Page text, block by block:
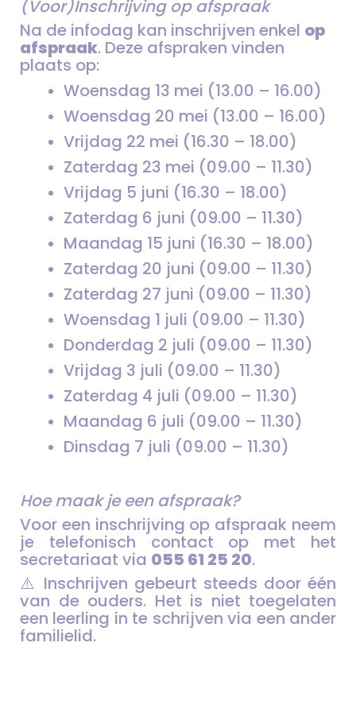
(Voor)Inschrijving op afspraak
Na de infodag kan inschrijven enkel op
afspraak. Deze afspraken vinden
plaats op:
Woensdag 13 mei (13.00 – 16.00)
Woensdag 20 mei (13.00 – 16.00)
Vrijdag 22 mei (16.30 – 18.00)
Zaterdag 23 mei (09.00 – 11.30)
Vrijdag 5 juni (16.30 – 18.00)
Zaterdag 6 juni (09.00 – 11.30)
Maandag 15 juni (16.30 – 18.00)
Zaterdag 20 juni (09.00 – 11.30)
Zaterdag 27 juni (09.00 – 11.30)
Woensdag 1 juli (09.00 – 11.30)
Donderdag 2 juli (09.00 – 11.30)
Vrijdag 3 juli (09.00 – 11.30)
Zaterdag 4 juli (09.00 – 11.30)
Maandag 6 juli (09.00 – 11.30)
Dinsdag 7 juli (09.00 – 11.30)
Hoe maak je een afspraak?
Voor een inschrijving op afspraak neem
je telefonisch contact op met het
secretariaat via 055 61 25 20.
⚠️ Inschrijven gebeurt steeds door één
van de ouders. Het is niet toegelaten
een leerling in te schrijven via een ander
familielid.